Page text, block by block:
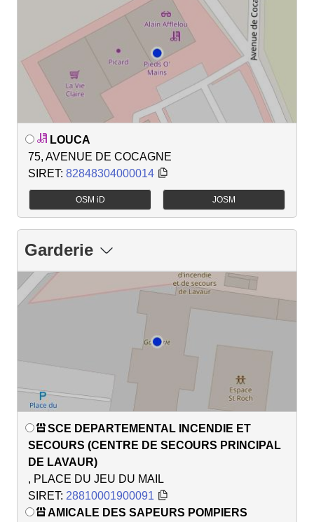
LOUCA
75, AVENUE DE COCAGNE
SIRET: 82848304000014
OSM iD JOSM
Garderie
SCE DEPARTEMENTAL INCENDIE ET
SECOURS (CENTRE DE SECOURS PRINCIPAL
DE LAVAUR)
, PLACE DU JEU DU MAIL
SIRET: 28810001900091
AMICALE DES SAPEURS POMPIERS